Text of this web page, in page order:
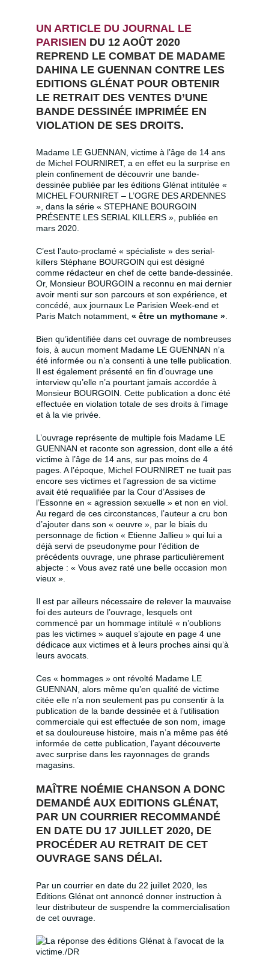
UN ARTICLE DU JOURNAL LE
PARISIEN DU 12 AOÛT 2020
REPREND LE COMBAT DE MADAME
DAHINA LE GUENNAN CONTRE LES
EDITIONS GLÉNAT POUR OBTENIR
LE RETRAIT DES VENTES D’UNE
BANDE DESSINÉE IMPRIMÉE EN
VIOLATION DE SES DROITS.
Madame LE GUENNAN, victime à l’âge de 14 ans
de Michel FOURNIRET, a en effet eu la surprise en
plein confinement de découvrir une bande-
dessinée publiée par les éditions Glénat intitulée «
MICHEL FOURNIRET – L’OGRE DES ARDENNES
», dans la série « STEPHANE BOURGOIN
PRÉSENTE LES SERIAL KILLERS », publiée en
mars 2020.
C’est l’auto-proclamé « spécialiste » des serial-
killers Stéphane BOURGOIN qui est désigné
comme rédacteur en chef de cette bande-dessinée.
Or, Monsieur BOURGOIN a reconnu en mai dernier
avoir menti sur son parcours et son expérience, et
concédé, aux journaux Le Parisien Week-end et
Paris Match notamment, « être un mythomane ».
Bien qu’identifiée dans cet ouvrage de nombreuses
fois, à aucun moment Madame LE GUENNAN n’a
été informée ou n’a consenti à une telle publication.
Il est également présenté en fin d’ouvrage une
interview qu’elle n’a pourtant jamais accordée à
Monsieur BOURGOIN. Cette publication a donc été
effectuée en violation totale de ses droits à l’image
et à la vie privée.
L’ouvrage représente de multiple fois Madame LE
GUENNAN et raconte son agression, dont elle a été
victime à l’âge de 14 ans, sur pas moins de 4
pages. A l’époque, Michel FOURNIRET ne tuait pas
encore ses victimes et l’agression de sa victime
avait été requalifiée par la Cour d’Assises de
l’Essonne en « agression sexuelle » et non en viol.
Au regard de ces circonstances, l’auteur a cru bon
d’ajouter dans son « oeuvre », par le biais du
personnage de fiction « Etienne Jallieu » qui lui a
déjà servi de pseudonyme pour l’édition de
précédents ouvrage, une phrase particulièrement
abjecte : « Vous avez raté une belle occasion mon
vieux ».
Il est par ailleurs nécessaire de relever la mauvaise
foi des auteurs de l’ouvrage, lesquels ont
commencé par un hommage intitulé « n’oublions
pas les victimes » auquel s’ajoute en page 4 une
dédicace aux victimes et à leurs proches ainsi qu’à
leurs avocats.
Ces « hommages » ont révolté Madame LE
GUENNAN, alors même qu’en qualité de victime
citée elle n’a non seulement pas pu consentir à la
publication de la bande dessinée et à l’utilisation
commerciale qui est effectuée de son nom, image
et sa douloureuse histoire, mais n’a même pas été
informée de cette publication, l’ayant découverte
avec surprise dans les rayonnages de grands
magasins.
MAÎTRE NOÉMIE CHANSON A DONC
DEMANDÉ AUX EDITIONS GLÉNAT,
PAR UN COURRIER RECOMMANDÉ
EN DATE DU 17 JUILLET 2020, DE
PROCÉDER AU RETRAIT DE CET
OUVRAGE SANS DÉLAI.
Par un courrier en date du 22 juillet 2020, les
Editions Glénat ont annoncé donner instruction à
leur distributeur de suspendre la commercialisation
de cet ouvrage.